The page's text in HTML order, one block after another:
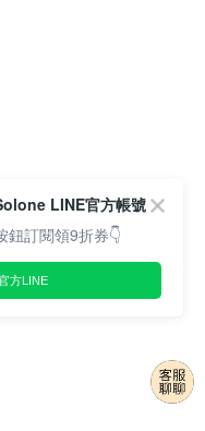
LINE官方帳號
鈕訂閱領9折券👇
方LINE